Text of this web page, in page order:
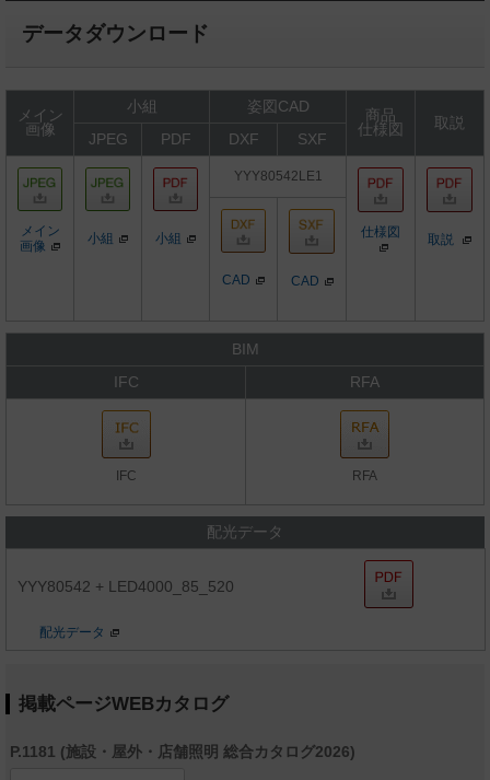
データダウンロード
メイン
画像
小組 姿図CAD
商品
仕様図
取説
JPEG
PDF DXF SXF
メイン
画像
小組 小組
YYY80542LE1
仕様図 取説
CAD CAD
BIM
IFC
RFA
IFC RFA
配光データ
YYY80542 + LED4000_85_520
配光データ
掲載ページWEBカタログ
P.1181 (施設・屋外・店舗照明 総合カタログ2026)